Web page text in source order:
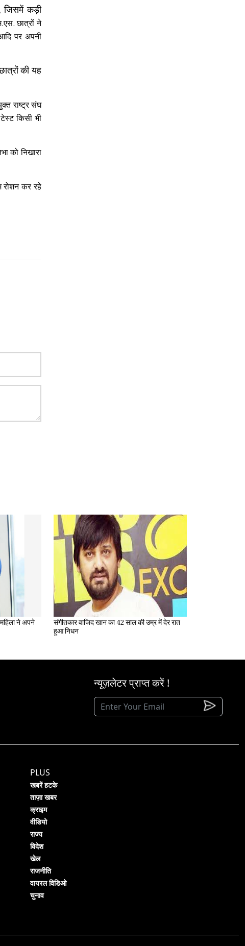
जिसमें कड़ी
छात्रों ने
पर अपनी
की यह
राष्ट्र संघ
किसी भी
को निखारा
रोशन कर रहे
संगीतकार वाजिद खान का 42 साल की उम्र में देर रात
हुआ निधन
न्यूज़लेटर प्राप्त करें !
PLUS
खबरें हटके
ताज़ा खबर
क्राइम
वीडियो
राज्य
विदेश
खेल
राजनीति
वायरल विडिओ
चुनाव